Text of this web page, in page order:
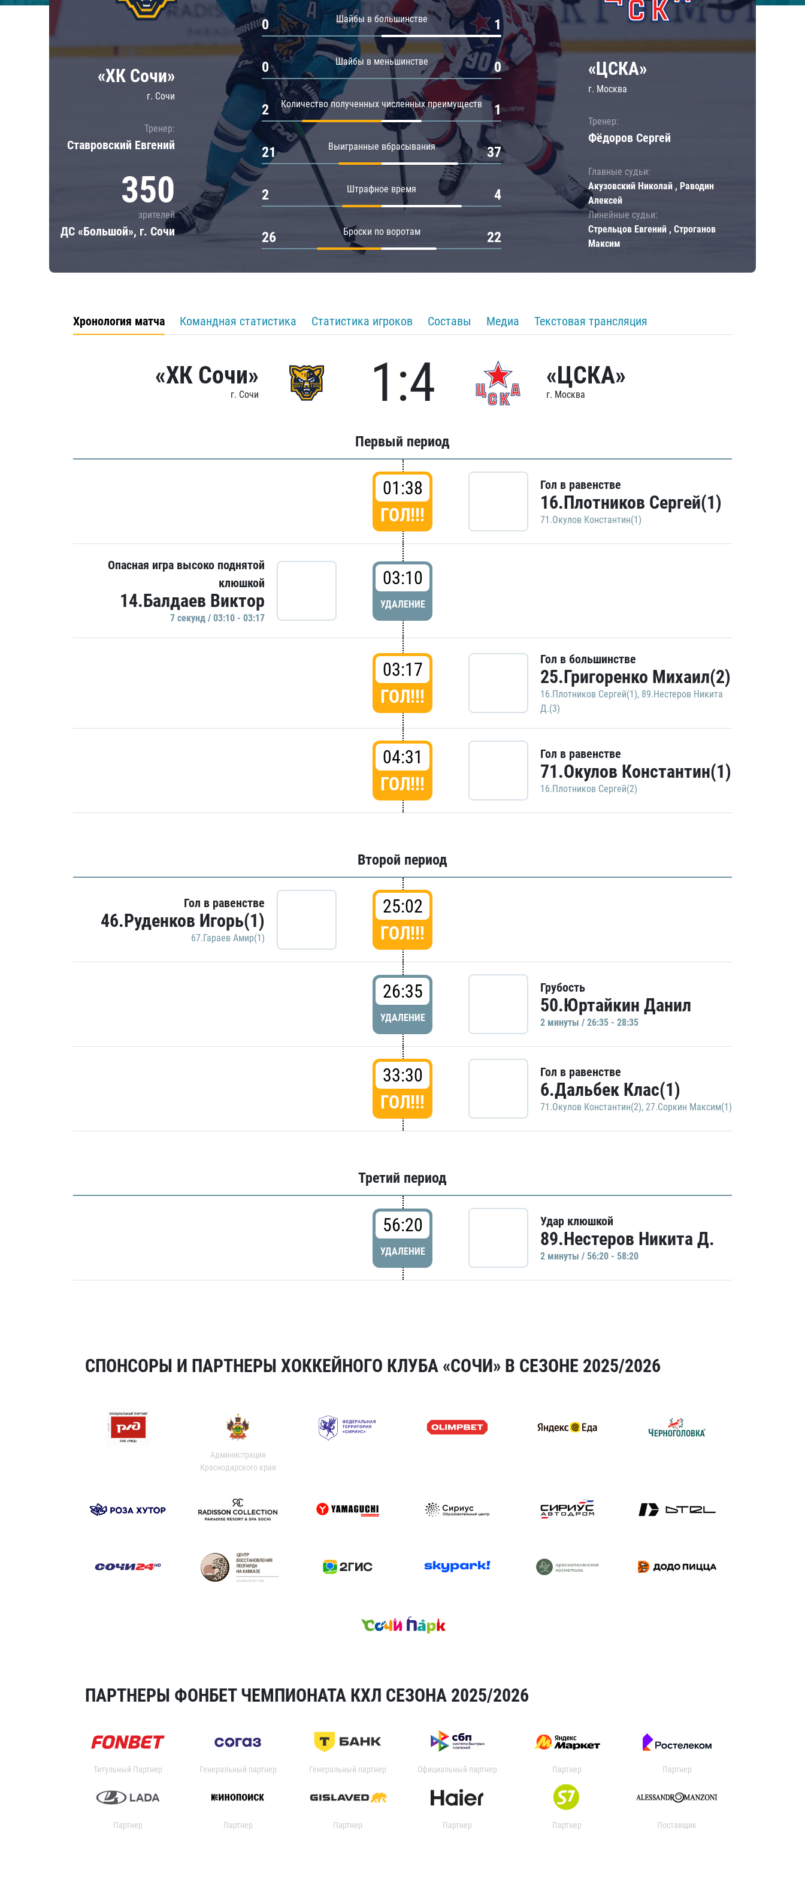
Локомотив
ЦСКА
Шанхайские Драконы
Амур
Барыс
Салават Юлаев
«ХК Сочи»
г. Сочи
Тренер:
Ставровский Евгений
350
зрителей
ДС «Большой», г. Сочи
Шайбы в большинстве
0 1
Шайбы в меньшинстве
0 0
Количество полученных численных преимуществ
2 1
Выигранные вбрасывания
21 37
Штрафное время
2 4
Броски по воротам
26 22
«ЦСКА»
г. Москва
Тренер:
Фёдоров Сергей
Главные судьи:
Акузовский Николай , Раводин
Алексей
Линейные судьи:
Стрельцов Евгений , Строганов
Максим
Хронология матча Командная статистика Статистика игроков Составы Медиа Текстовая трансляция
«ХК Сочи»
г. Сочи 1:4 «ЦСКА»
г. Москва
Первый период
01:38
ГОЛ!!!
Гол в равенстве
16.Плотников Сергей(1)
71.Окулов Константин(1)
Опасная игра высоко поднятой
клюшкой
14.Балдаев Виктор
7 секунд / 03:10 - 03:17
03:10
УДАЛЕНИЕ
03:17
ГОЛ!!!
Гол в большинстве
25.Григоренко Михаил(2)
16.Плотников Сергей(1), 89.Нестеров Никита
Д.(3)
04:31
ГОЛ!!!
Гол в равенстве
71.Окулов Константин(1)
16.Плотников Сергей(2)
Второй период
Гол в равенстве
46.Руденков Игорь(1)
67.Гараев Амир(1)
25:02
ГОЛ!!!
26:35
УДАЛЕНИЕ
Грубость
50.Юртайкин Данил
2 минуты / 26:35 - 28:35
33:30
ГОЛ!!!
Гол в равенстве
6.Дальбек Клас(1)
71.Окулов Константин(2), 27.Соркин Максим(1)
Третий период
56:20
УДАЛЕНИЕ
Удар клюшкой
89.Нестеров Никита Д.
2 минуты / 56:20 - 58:20
СПОНСОРЫ И ПАРТНЕРЫ ХОККЕЙНОГО КЛУБА «СОЧИ» В СЕЗОНЕ 2025/2026
Администрация
Краснодарского края
ПАРТНЕРЫ ФОНБЕТ ЧЕМПИОНАТА КХЛ СЕЗОНА 2025/2026
Титульный Партнер Генеральный партнер Генеральный партнер Официальный партнер Партнер Партнер
Партнер Партнер Партнер Партнер Партнер Поставщик